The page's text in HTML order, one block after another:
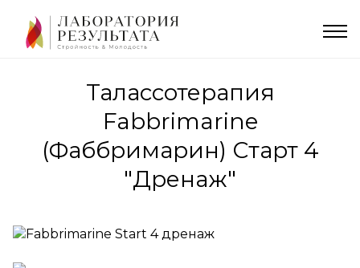
Талассотерапия
Fabbrimarine
(Фаббримарин) Старт 4
"Дренаж"